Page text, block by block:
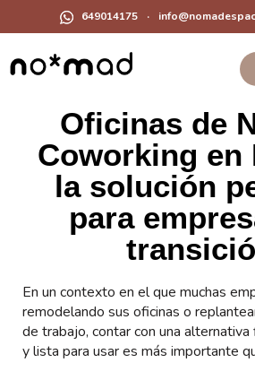
649014175 ·
Oficinas de
Coworking en
la solución
para
En un contexto en el que muchas
remodelando sus oficinas o
de trabajo, contar con una
y lista para usar es más importante